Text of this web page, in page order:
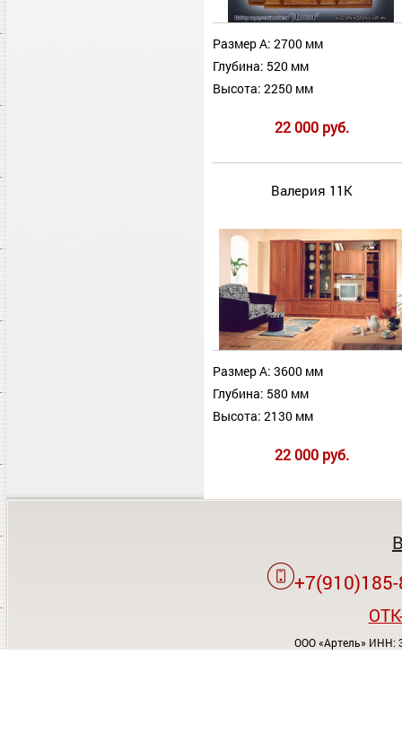
Размер А: 2700 мм
Глубина: 520 мм
Высота: 2250 мм
22 000 руб.
Валерия 11К
Размер А: 3600 мм
Глубина: 580 мм
Высота: 2130 мм
22 000 руб.
ООО «Артель» ИНН: